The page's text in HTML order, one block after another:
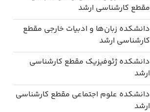
مقطع کارشناسی ارشد
دانشکده زبان‌ها و ادبیات خارجی مقطع
کارشناسی ارشد
دانشکده ژئوفیزیک مقطع کارشناسی
ارشد
دانشکده علوم اجتماعی مقطع کارشناسی
ارشد